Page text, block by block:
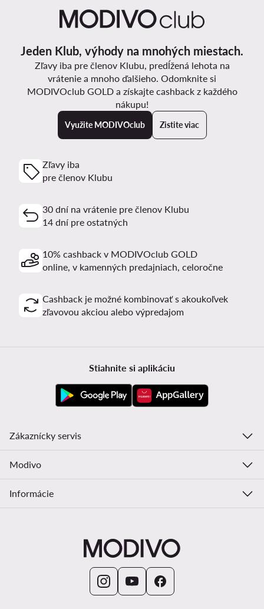
Jeden Klub, výhody na mnohých miestach.
Zľavy iba pre členov Klubu, predĺžená lehota na
vrátenie a mnoho ďalšieho. Odomknite si
MODIVOclub GOLD a získajte cashback z každého
nákupu!
Využite MODIVOclub Zistite viac
Zľavy iba
pre členov Klubu
30 dní na vrátenie pre členov Klubu
14 dní pre ostatných
10% cashback v MODIVOclub GOLD
online, v kamenných predajniach, celoročne
Cashback je možné kombinovať s akoukoľvek
zľavovou akciou alebo výpredajom
Stiahnite si aplikáciu
Zákaznícky servis
Modivo
Informácie